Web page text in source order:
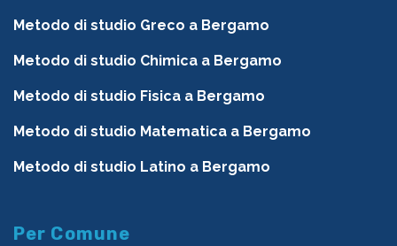
Metodo di studio Greco a Bergamo
Metodo di studio Chimica a Bergamo
Metodo di studio Fisica a Bergamo
Metodo di studio Matematica a Bergamo
Metodo di studio Latino a Bergamo
Per Comune